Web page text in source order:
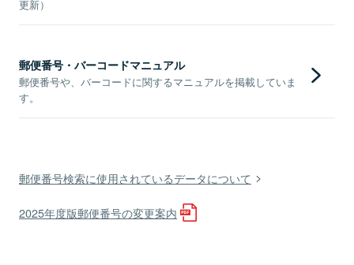
更新）
郵便番号・バーコードマニュアル
郵便番号や、バーコードに関するマニュアルを掲載していま
す。
郵便番号検索に使用されているデータについて
2025年度版郵便番号の変更案内